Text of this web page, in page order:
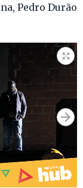
Pedro Durão